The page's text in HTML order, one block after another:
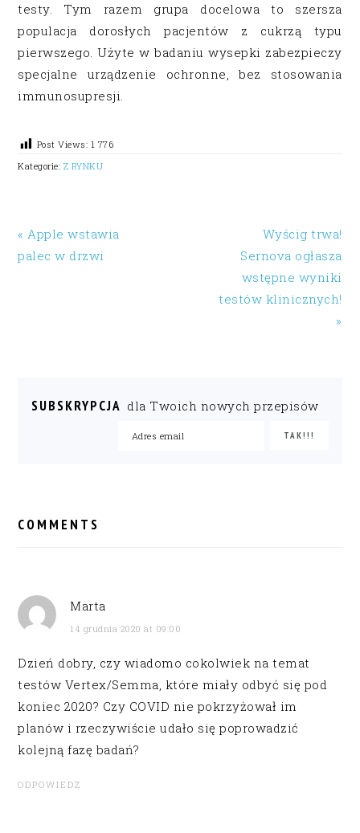
testy. Tym razem grupa docelowa to szersza
populacja dorosłych pacjentów z cukrzą typu
pierwszego. Użyte w badaniu wysepki zabezpieczy
specjalne urządzenie ochronne, bez stosowania
immunosupresji.
Post Views: 1 776
Kategorie: Z RYNKU
« Apple wstawia
palec w drzwi
Wyścig trwa!
Sernova ogłasza
wstępne wyniki
testów klinicznych!
»
SUBSKRYPCJA dla Twoich nowych przepisów
INTERACTIONS
COMMENTS
Marta
14 grudnia 2020 at 09:00
Dzień dobry, czy wiadomo cokolwiek na temat
testów Vertex/Semma, które miały odbyć się pod
koniec 2020? Czy COVID nie pokrzyżował im
planów i rzeczywiście udało się poprowadzić
kolejną fazę badań?
ODPOWIEDZ